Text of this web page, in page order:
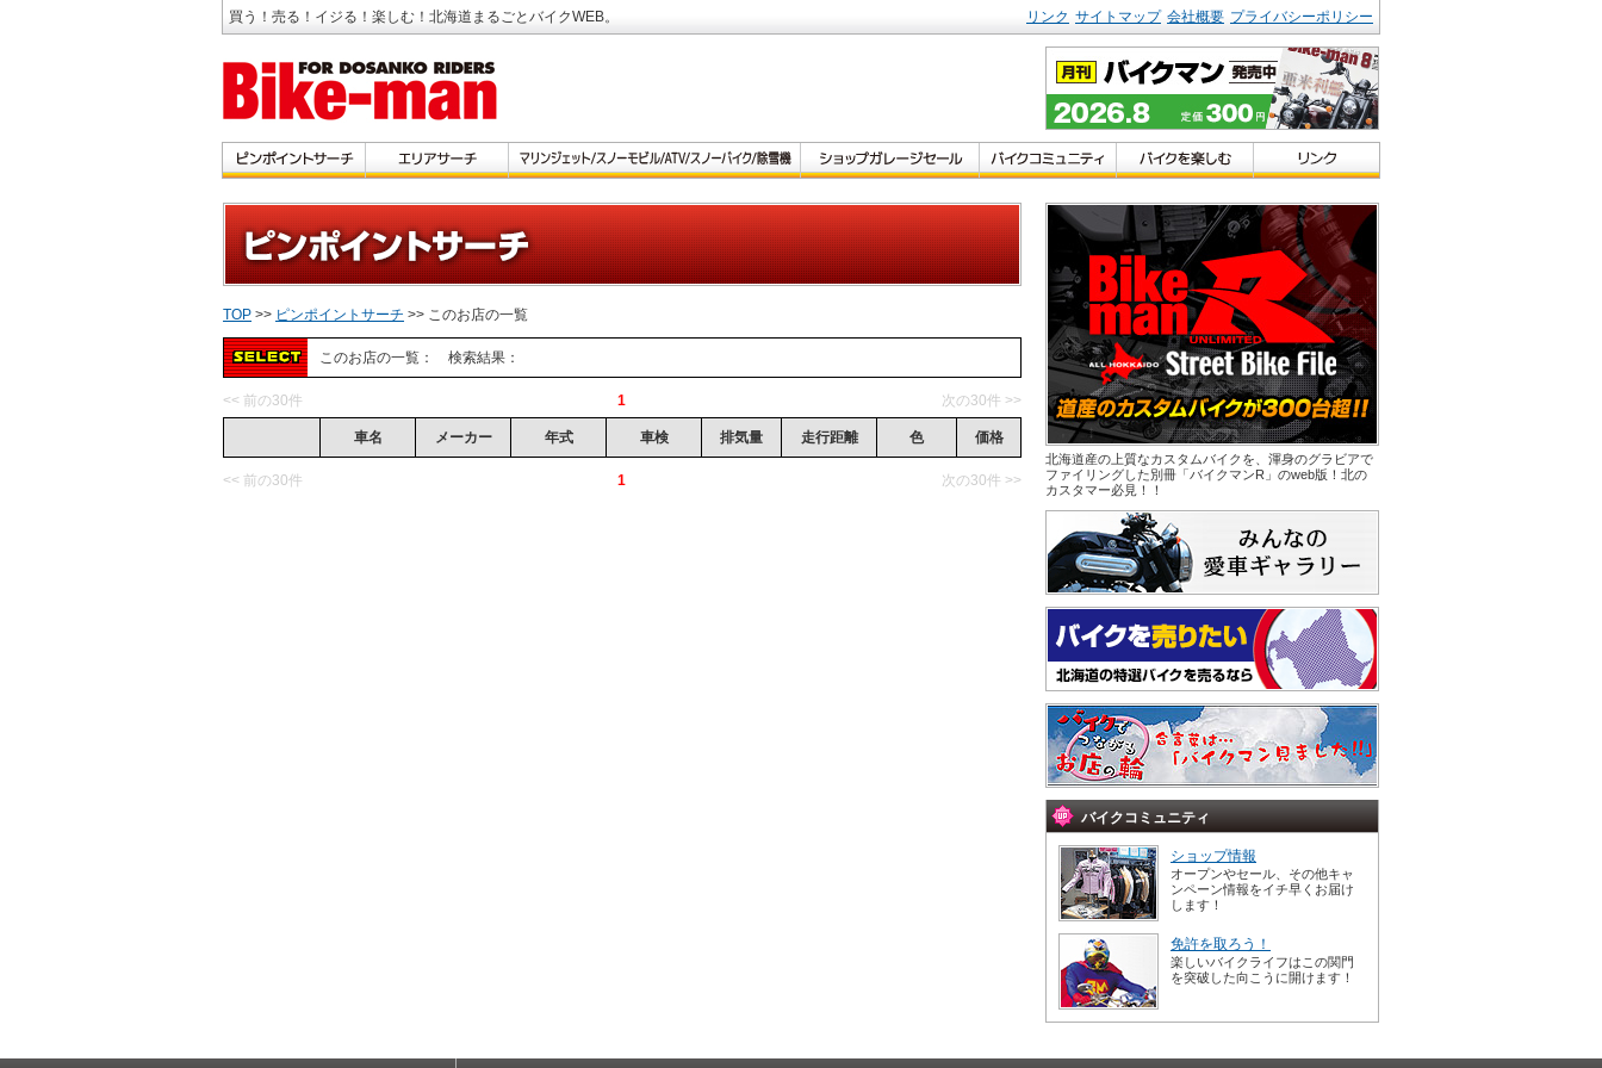
買う！売る！イジる！楽しむ！北海道まるごとバイクWEB。 リンク サイトマップ 会社概要 プライバシーポリシー
TOP >> ピンポイントサーチ >> このお店の一覧
このお店の一覧： 検索結果：
<< 前の30件 1 次の30件 >>
車名 メーカー 年式 車検 排気量 走行距離 色 価格
<< 前の30件 1 次の30件 >>
北海道産の上質なカスタムバイクを、渾身のグラビアで
ファイリングした別冊「バイクマンR」のweb版！北の
カスタマー必見！！
バイクコミュニティ
ショップ情報
オープンやセール、その他キャ
ンペーン情報をイチ早くお届け
します！
免許を取ろう！
楽しいバイクライフはこの関門
を突破した向こうに開けます！